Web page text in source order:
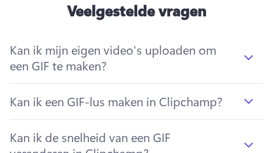
Veelgestelde vragen
Kan ik mijn eigen video's uploaden om
een ​​GIF te maken?
Kan ik een GIF-lus maken in Clipchamp?
Kan ik de snelheid van een GIF